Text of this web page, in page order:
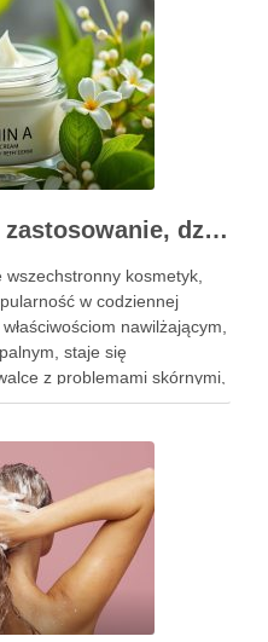
Maść z witaminą A – zastosowanie, działanie i bezpieczeństwo stosowania
kosmetyk,
w codziennej
nawilżającym,
staje się
z problemami skórnymi,
podrażnienia. Jej działanie